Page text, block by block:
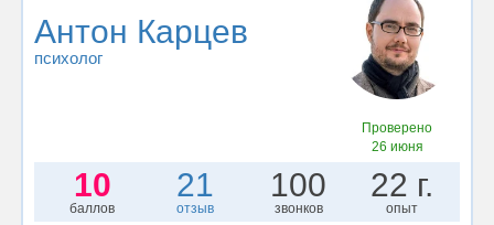
Антон Карцев
психолог
Проверено
26 июня
10
баллов
21
отзыв
100
звонков
22 г.
опыт